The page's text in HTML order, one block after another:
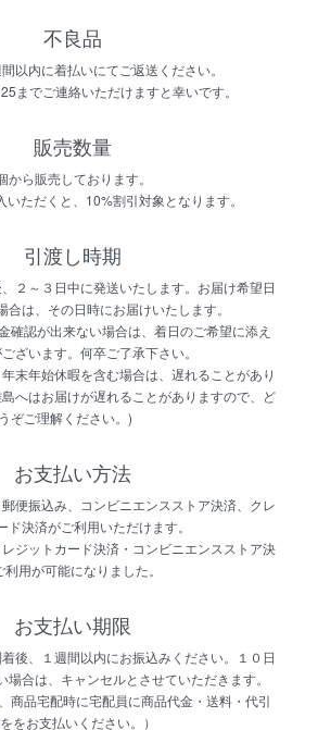
不良品
以内に着払いにてご返送ください。
までご連絡いただけますと幸いです。
販売数量
から販売しております。
いただくと、10%割引対象となります。
引渡し時期
２～３日中に発送いたします。お届け希望日
合は、その日時にお届けいたします。
確認が出来ない場合は、着日のご希望に添え
ざいます。何卒ご了承下さい。
末年始休暇を含む場合は、遅れることがあり
へはお届けが遅れることがありますので、ど
うぞご理解ください。)
お支払い方法
便振込み、コンビニエンスストア決済、クレ
ド決済がご利用いただけます。
ジットカード決済・コンビニエンスストア決
利用が可能になりました。
お支払い期限
後、１週間以内にお振込みください。１０日
合は、キャンセルとさせていただきます。
商品宅配時に宅配員に商品代金・送料・代引
をお支払いください。）